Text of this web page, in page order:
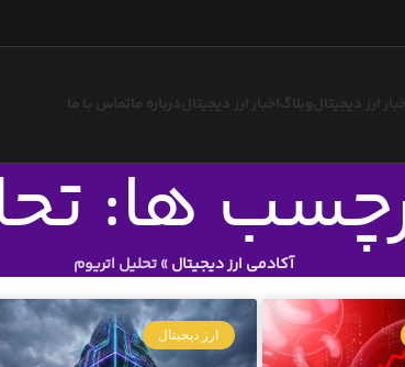
اخبار ارز دیجیتالوبلاگ اخبار ارز دیجیتالدرباره ماتماس با ما
ها:آکادمی ارز دیجیتال»تحلیل اتریوم
ارز دیجیتال